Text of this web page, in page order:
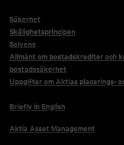
Säkerhet
Skälighetsprincipen
Solvens
Allmänt om bostadskrediter och
bostadssäkerhet
Uppgifter om Aktias placerings-
Briefly in English
Aktia Asset Management